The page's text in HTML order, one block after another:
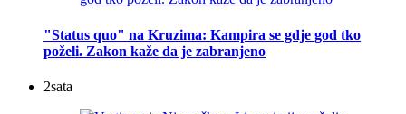
"Status quo" na Kruzima: Kampira se gdje god tko
poželi. Zakon kaže da je zabranjeno
2sata